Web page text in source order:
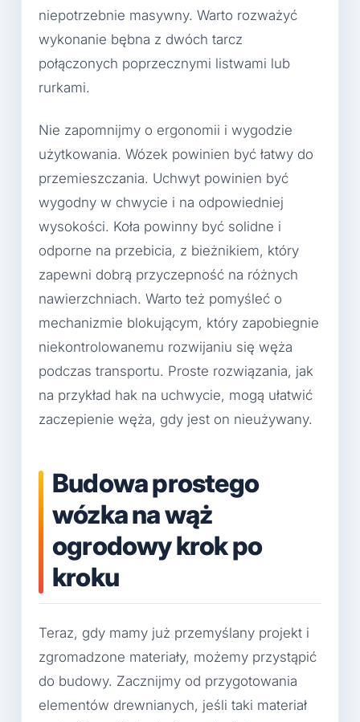
niepotrzebnie masywny. Warto rozważyć
wykonanie bębna z dwóch tarcz
połączonych poprzecznymi listwami lub
rurkami.
Nie zapomnijmy o ergonomii i wygodzie
użytkowania. Wózek powinien być łatwy do
przemieszczania. Uchwyt powinien być
wygodny w chwycie i na odpowiedniej
wysokości. Koła powinny być solidne i
odporne na przebicia, z bieżnikiem, który
zapewni dobrą przyczepność na różnych
nawierzchniach. Warto też pomyśleć o
mechanizmie blokującym, który zapobiegnie
niekontrolowanemu rozwijaniu się węża
podczas transportu. Proste rozwiązania, jak
na przykład hak na uchwycie, mogą ułatwić
zaczepienie węża, gdy jest on nieużywany.
Budowa prostego
wózka na wąż
ogrodowy krok po
kroku
Teraz, gdy mamy już przemyślany projekt i
zgromadzone materiały, możemy przystąpić
do budowy. Zacznijmy od przygotowania
elementów drewnianych, jeśli taki materiał